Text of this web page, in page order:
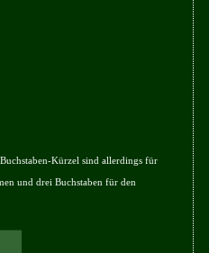
Kürzel sind allerdings für
und drei Buchstaben für den